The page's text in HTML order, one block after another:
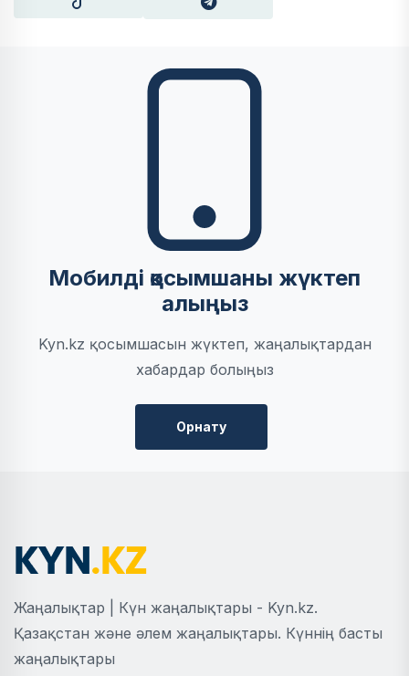
Мобилді қосымшаны жүктеп
алыңыз
Kyn.kz қосымшасын жүктеп, жаңалықтардан
хабардар болыңыз
Орнату
Жаңалықтар | Күн жаңалықтары - Kyn.kz.
Қазақстан және әлем жаңалықтары. Күннің басты
жаңалықтары